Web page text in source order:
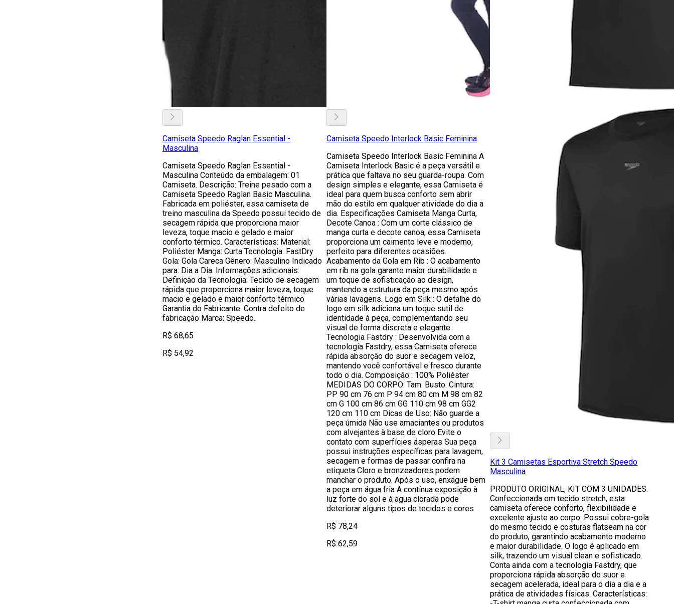
Camiseta Speedo Raglan Essential -
Masculina
Camiseta Speedo Raglan Essential -
Masculina Conteúdo da embalagem: 01
Camiseta. Descrição: Treine pesado com a
Camiseta Speedo Raglan Basic Masculina.
Fabricada em poliéster, essa camiseta de
treino masculina da Speedo possui tecido de
secagem rápida que proporciona maior
leveza, toque macio e gelado e maior
conforto térmico. Características: Material:
Poliéster Manga: Curta Tecnologia: FastDry
Gola: Gola Careca Gênero: Masculino Indicado
para: Dia a Dia. Informações adicionais:
Definição da Tecnologia: Tecido de secagem
rápida que proporciona maior leveza, toque
macio e gelado e maior conforto térmico
Garantia do Fabricante: Contra defeito de
fabricação Marca: Speedo.
R$ 68,65
R$ 54,92
Camiseta Speedo Interlock Basic Feminina
Camiseta Speedo Interlock Basic Feminina A
Camiseta Interlock Basic é a peça versátil e
prática que faltava no seu guarda-roupa. Com
design simples e elegante, essa Camiseta é
ideal para quem busca conforto sem abrir
mão do estilo em qualquer atividade do dia a
dia. Especificações Camiseta Manga Curta,
Decote Canoa : Com um corte clássico de
manga curta e decote canoa, essa Camiseta
proporciona um caimento leve e moderno,
perfeito para diferentes ocasiões.
Acabamento da Gola em Rib : O acabamento
em rib na gola garante maior durabilidade e
um toque de sofisticação ao design,
mantendo a estrutura da peça mesmo após
várias lavagens. Logo em Silk : O detalhe do
logo em silk adiciona um toque sutil de
identidade à peça, complementando seu
visual de forma discreta e elegante.
Tecnologia Fastdry : Desenvolvida com a
tecnologia Fastdry, essa Camiseta oferece
rápida absorção do suor e secagem veloz,
mantendo você confortável e fresco durante
todo o dia. Composição : 100% Poliéster
MEDIDAS DO CORPO: Tam: Busto: Cintura:
PP 90 cm 76 cm P 94 cm 80 cm M 98 cm 82
cm G 100 cm 86 cm GG 110 cm 98 cm GG2
120 cm 110 cm Dicas de Uso: Não guarde a
peça úmida Não use amaciantes ou produtos
com alvejantes à base de cloro Evite o
contato com superfícies ásperas Sua peça
possui instruções específicas para lavagem,
secagem e formas de passar confira na
etiqueta Cloro e bronzeadores podem
manchar o produto. Após o uso, enxágue bem
a peça em água fria A contínua exposição à
luz forte do sol e à água clorada pode
deteriorar alguns tipos de tecidos e cores
R$ 78,24
R$ 62,59
Kit 3 Camisetas Esportiva Stretch Speedo
Masculina
PRODUTO ORIGINAL, KIT COM 3 UNIDADES.
Confeccionada em tecido stretch, esta
camiseta oferece conforto, flexibilidade e
excelente ajuste ao corpo. Possui cobre-gola
do mesmo tecido e costuras flatseam na cor
do produto, garantindo acabamento moderno
e maior durabilidade. O logo é aplicado em
silk, trazendo um visual clean e sofisticado.
Conta ainda com a tecnologia Fastdry, que
proporciona rápida absorção do suor e
secagem acelerada, ideal para o dia a dia e a
prática de atividades físicas. Características: